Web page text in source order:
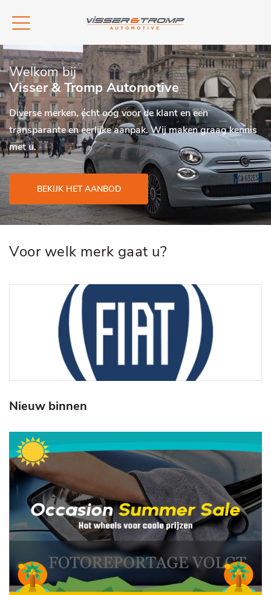
Welkom bij
Visser & Tromp Automotive
Diverse merken, écht oog voor de klant en een
transparante en eerlijke aanpak. Wij maken graag kennis
met u.
BEKIJK HET AANBOD
Voor welk merk gaat u?
Nieuw binnen